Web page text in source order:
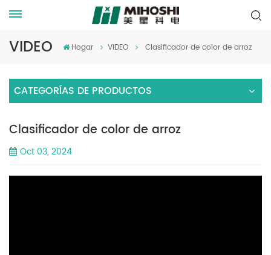
VIDEO Hogar VIDEO Clasificador de color de arroz
CATEGORÍAS DE PRODUCTOS
Clasificador de color de arroz
Oct 03, 2024